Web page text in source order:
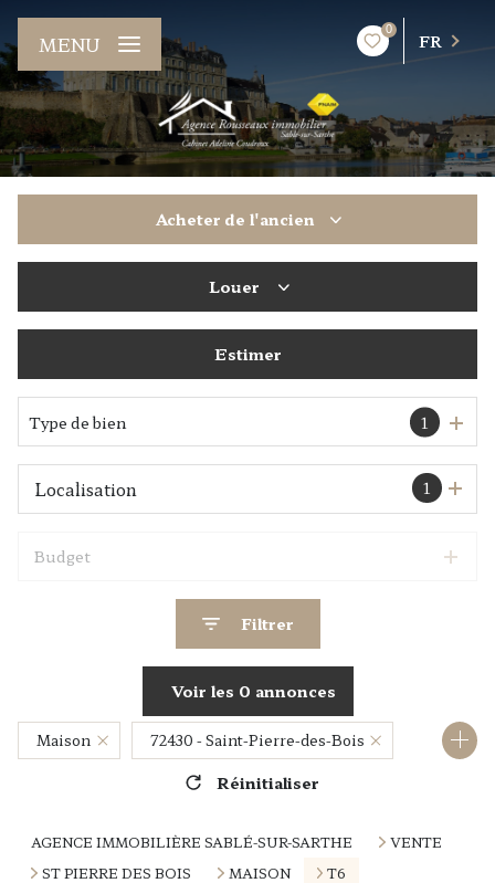
0
FR
MENU
Acheter de l'ancien
Louer
De l'immo pro
Estimer
Type de bien 1
1
Localisation
Budget
Filtrer
Voir les 0 annonces
Maison 72430 - Saint-Pierre-des-Bois
Réinitialiser
AGENCE IMMOBILIÈRE SABLÉ-SUR-SARTHE
VENTE
ST PIERRE DES BOIS
MAISON T6